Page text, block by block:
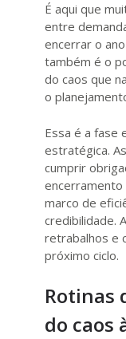
É aqui que
entre
encerrar o
também é o
do caos que
o
Essa é a fase
estratégica.
cumprir
marco de
credibilidade.
retrabalhos e
próximo ciclo.
Rotinas
do caos